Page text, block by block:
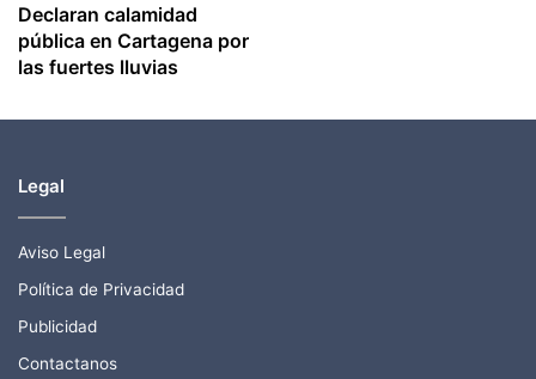
Declaran calamidad
pública en Cartagena por
las fuertes lluvias
Legal
Aviso Legal
Política de Privacidad
Publicidad
Contactanos